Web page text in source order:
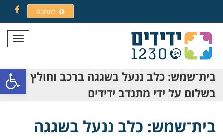
פתח
לתרומה
תפריט
בית־שמש: כלב ננעל בשגגה ברכב וחולץ
בשלום על ידי מתנדב ידידים
בית־שמש: כלב ננעל בשגגה